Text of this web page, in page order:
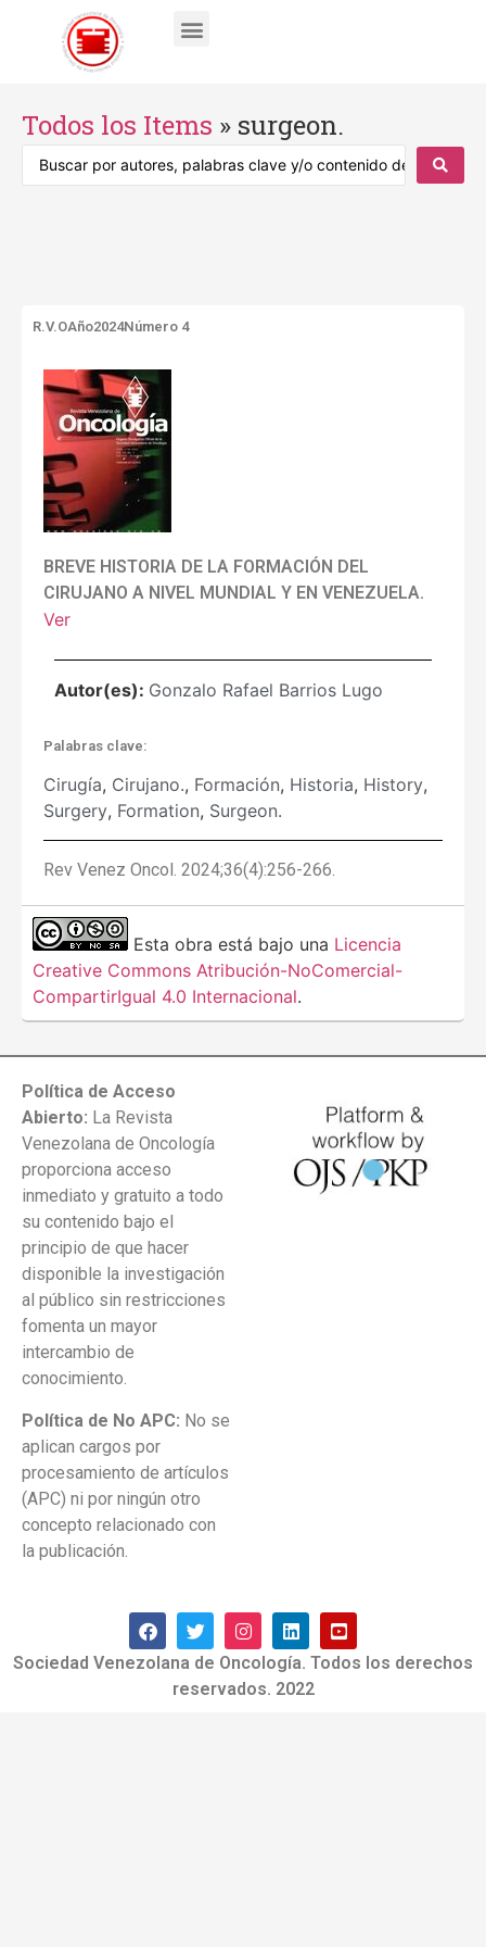
Todos los Items » surgeon.
R.V.OAño2024Número 4
BREVE HISTORIA DE LA FORMACIÓN DEL
CIRUJANO A NIVEL MUNDIAL Y EN VENEZUELA.
Ver
Autor(es): Gonzalo Rafael Barrios Lugo
Palabras clave:
Cirugía, Cirujano., Formación, Historia, History,
Surgery, Formation, Surgeon.
Rev Venez Oncol. 2024;36(4):256-266.
Esta obra está bajo una Licencia
Creative Commons Atribución-NoComercial-
CompartirIgual 4.0 Internacional.
Política de Acceso
Abierto: La Revista
Venezolana de Oncología
proporciona acceso
inmediato y gratuito a todo
su contenido bajo el
principio de que hacer
disponible la investigación
al público sin restricciones
fomenta un mayor
intercambio de
conocimiento.
Política de No APC: No se
aplican cargos por
procesamiento de artículos
(APC) ni por ningún otro
concepto relacionado con
la publicación.
Sociedad Venezolana de Oncología. Todos los derechos
reservados. 2022